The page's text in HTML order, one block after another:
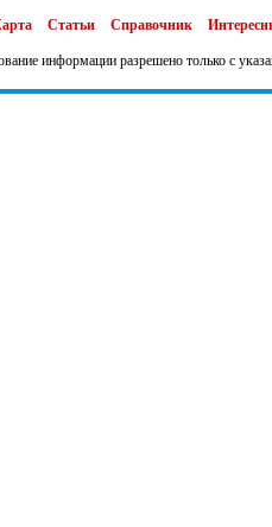
Статьи Справочник
информации разрешено только с